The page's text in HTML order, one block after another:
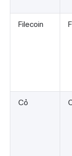
Filecoin
Cỏ